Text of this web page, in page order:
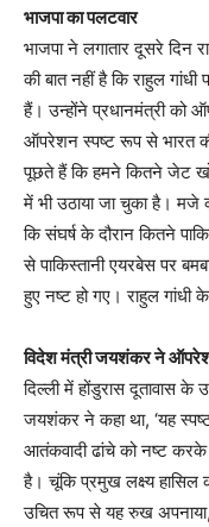
भाजपा का पलटवार
भाजपा ने लगातार दूसरे दिन
की बात नहीं है कि राहुल
हैं। उन्होंने प्रधानमंत्री को
ऑपरेशन स्पष्ट रूप से भारत
पूछते हैं कि हमने कितने जेट
में भी उठाया जा चुका है। मजे
कि संघर्ष के दौरान कितने
से पाकिस्तानी एयरबेस पर
हुए नष्ट हो गए। राहुल गांधी
विदेश मंत्री जयशंकर ने
दिल्ली में होंडुरास दूतावास के
जयशंकर ने कहा था, ‘यह
आतंकवादी ढांचे को नष्ट करके
है। चूंकि प्रमुख लक्ष्य
उचित रूप से यह रुख